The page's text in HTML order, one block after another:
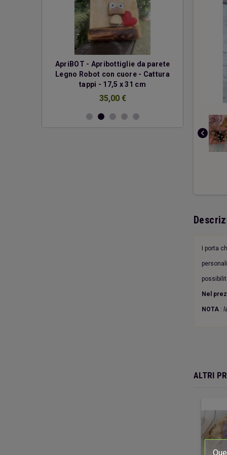
ApriBOT - Apribottiglie da parete
Legno Robot con cuore - Cattura
tappi - 17,5 x 31 cm
35,00 €
Due
chevron_left
I porta
Nel
NOTA :
ALTRI